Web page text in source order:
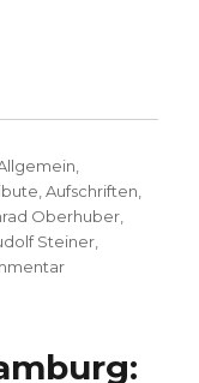
,
,Aufschriften,
Oberhuber,
Steiner,
zu
1520),